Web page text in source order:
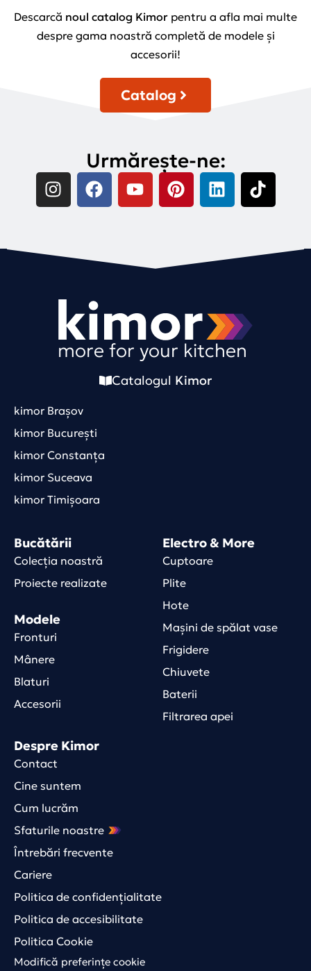
Descarcă noul catalog Kimor pentru a afla mai multe
despre gama noastră completă de modele și
accesorii!
Catalog
Urmărește-ne:
more for your kitchen
Catalogul Kimor
kimor Brașov
kimor București
kimor Constanța
kimor Suceava
kimor Timișoara
Bucătării
Colecția noastră
Proiecte realizate
Modele
Fronturi
Mânere
Blaturi
Accesorii
Electro & More
Cuptoare
Plite
Hote
Mașini de spălat vase
Frigidere
Chiuvete
Baterii
Filtrarea apei
Despre Kimor
Contact
Cine suntem
Cum lucrăm
Sfaturile noastre
Întrebări frecvente
Cariere
Politica de confidențialitate
Politica de accesibilitate
Politica Cookie
Modifică preferințe cookie